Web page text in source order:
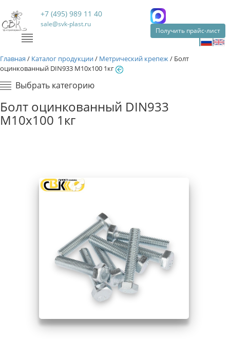
+7 (495) 989 11 40
sale@svk-plast.ru
Получить прайс-лист
Главная / Каталог продукции/ Метрический крепеж/ Болт
оцинкованный DIN933 М10х100 1кг
Выбрать категорию
Болт оцинкованный DIN933
М10х100 1кг